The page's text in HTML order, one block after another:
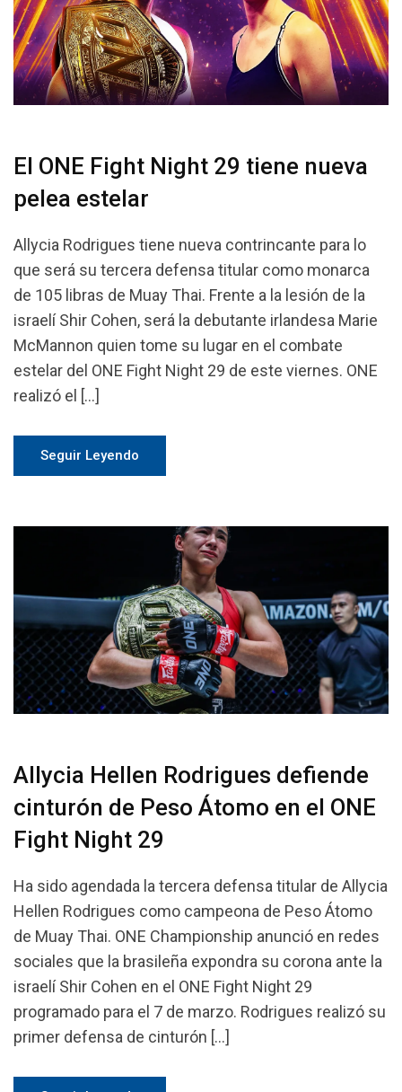
El ONE Fight Night 29 tiene nueva
pelea estelar
Allycia Rodrigues tiene nueva contrincante para lo
que será su tercera defensa titular como monarca
de 105 libras de Muay Thai. Frente a la lesión de la
israelí Shir Cohen, será la debutante irlandesa Marie
McMannon quien tome su lugar en el combate
estelar del ONE Fight Night 29 de este viernes. ONE
realizó el […]
Seguir Leyendo
Allycia Hellen Rodrigues defiende
cinturón de Peso Átomo en el ONE
Fight Night 29
Ha sido agendada la tercera defensa titular de Allycia
Hellen Rodrigues como campeona de Peso Átomo
de Muay Thai. ONE Championship anunció en redes
sociales que la brasileña expondra su corona ante la
israelí Shir Cohen en el ONE Fight Night 29
programado para el 7 de marzo. Rodrigues realizó su
primer defensa de cinturón […]